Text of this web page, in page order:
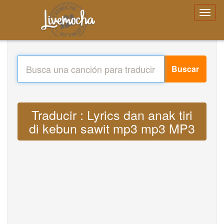
Buscar
Traducir : Lyrics dan anak tiri
di kebun sawit mp3 mp3 MP3